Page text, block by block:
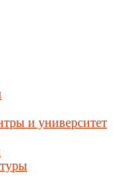
и университет